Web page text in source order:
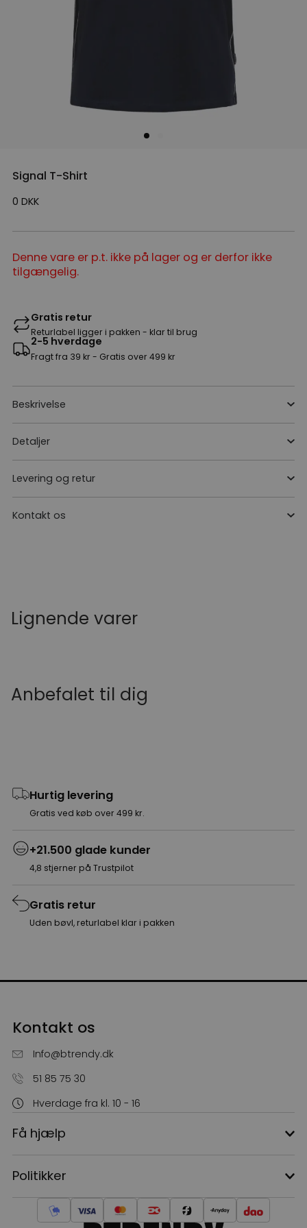
Signal T-Shirt
0 DKK
Denne vare er p.t. ikke på lager og er derfor ikke
tilgængelig.
Gratis retur
Returlabel ligger i pakken - klar til brug
2-5 hverdage
Fragt fra 39 kr - Gratis over 499 kr
Beskrivelse
Detaljer
Levering og retur
Kontakt os
Lignende varer
Anbefalet til dig
Hurtig levering
Gratis ved køb over 499 kr.
+21.500 glade kunder
4,8 stjerner på Trustpilot
Gratis retur
Uden bøvl, returlabel klar i pakken
Kontakt os
Info@btrendy.dk
51 85 75 30
Hverdage fra kl. 10 - 16
Få hjælp
Politikker
10% rabat?